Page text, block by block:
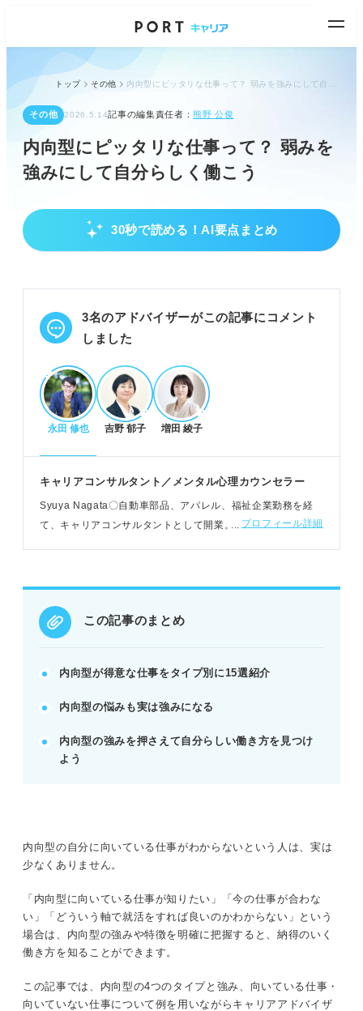
トップ その他
その他 2026.5.14記事の編集責任者：熊野 公俊
内向型にピッタリな仕事って？ 弱みを
強みにして自分らしく働こう
30秒で読める！AI要点まとめ
内向型の強みを理解し仕事に活かす
で活かす。
自分に合った仕事タイプ（1対1、黙々作業、熟考・
POINT：内向型ならではの強みを再認識し、仕事選
びの軸にしましょう。
内向型に向く・向かない仕事の具体例
薬剤師やカウンセラーなど、1対1で深く関わる仕事
ドライバーや翻訳家など、コミュニケーション頻度
が少ない仕事も適職。
新規開拓営業や飲食店員など、スピードや対人交流
例：修理業者やプログラマーは、集中力や分析力を
活かせる仕事です。
自分らしく働くための仕事選びのコツ
要。
把握する。
働く環境を整え、コミュニケーションは仕事と割り
記事の該当箇所を見る
内向型に向いている仕事とは？ 特徴を知って
自分に合った仕事を見つけよう
弱みだと思っていない？ 実は仕事に活かせる
内向型の特徴
内向型に向いている仕事15選をタイプ別に紹
介！
3名のアドバイザーがこの記事にコメント
しました
永田 修也 吉野 郁子 増田 綾子
キャリアコンサルタント／メンタル心理カウンセラー
Syuya Nagata〇自動車部品、アパレル、福祉企業勤務を経
て、キャリアコンサルタントとして開業。YouTubeやブログ
プロフィール詳細
この記事のまとめ
内向型が得意な仕事をタイプ別に15選紹介
内向型の悩みも実は強みになる
内向型の強みを押さえて自分らしい働き方を見つけ
よう
内向型の自分に向いている仕事がわからないという人は、実は
少なくありません。
「内向型に向いている仕事が知りたい」「今の仕事が合わな
い」「どういう軸で就活をすれば良いのかわからない」という
場合は、内向型の強みや特徴を明確に把握すると、納得のいく
働き方を知ることができます。
この記事では、内向型の4つのタイプと強み、向いている仕事・
向いていない仕事について例を用いながらキャリアアドバイザ